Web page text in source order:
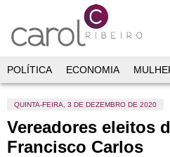
POLÍTICA ECONOMIA
QUINTA-FEIRA, 3 DE DEZEMBRO DE 2020
Vereadores eleitos
Francisco Carlos